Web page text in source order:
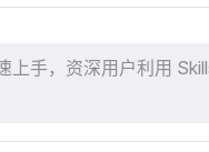
手，资深用户利用